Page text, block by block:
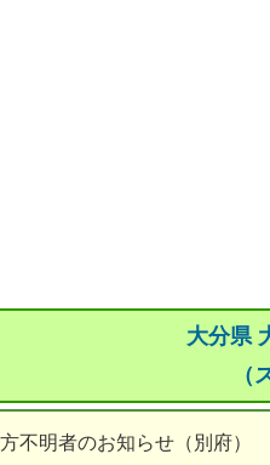
大分県
（
不明者のお知らせ（別府）